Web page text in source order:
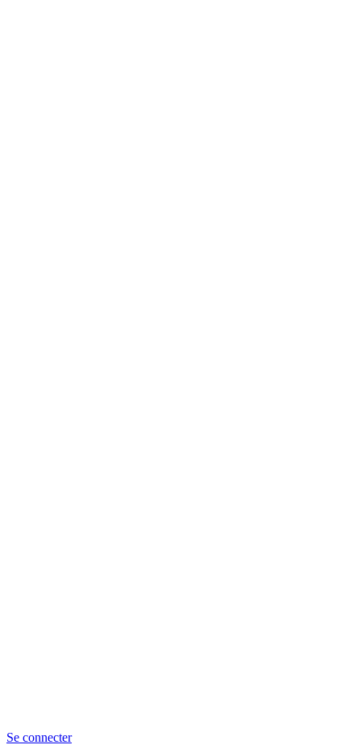
Se connecter